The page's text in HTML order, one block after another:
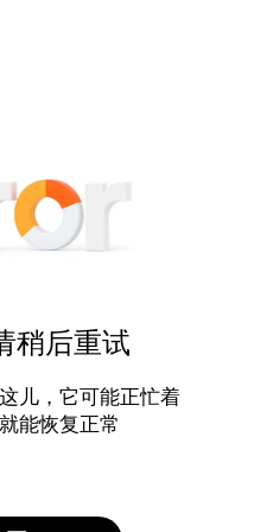
稍后重试
儿，它可能正忙着
能恢复正常